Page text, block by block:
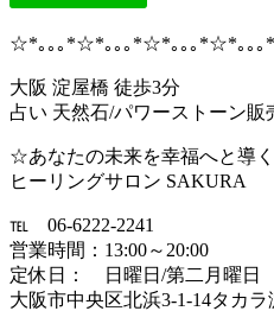
☆*｡｡｡*☆*｡｡｡*☆*｡｡｡*☆*｡｡
大阪 淀屋橋 徒歩3分
占い 天然石/パワーストーン
☆あなたの未来を幸福へと導
ヒーリングサロン SAKURA
℡ 06-6222-2241
営業時間：13:00～20:00
定休日： 日曜日/第二月曜日
大阪市中央区北浜3-1-14タカラ